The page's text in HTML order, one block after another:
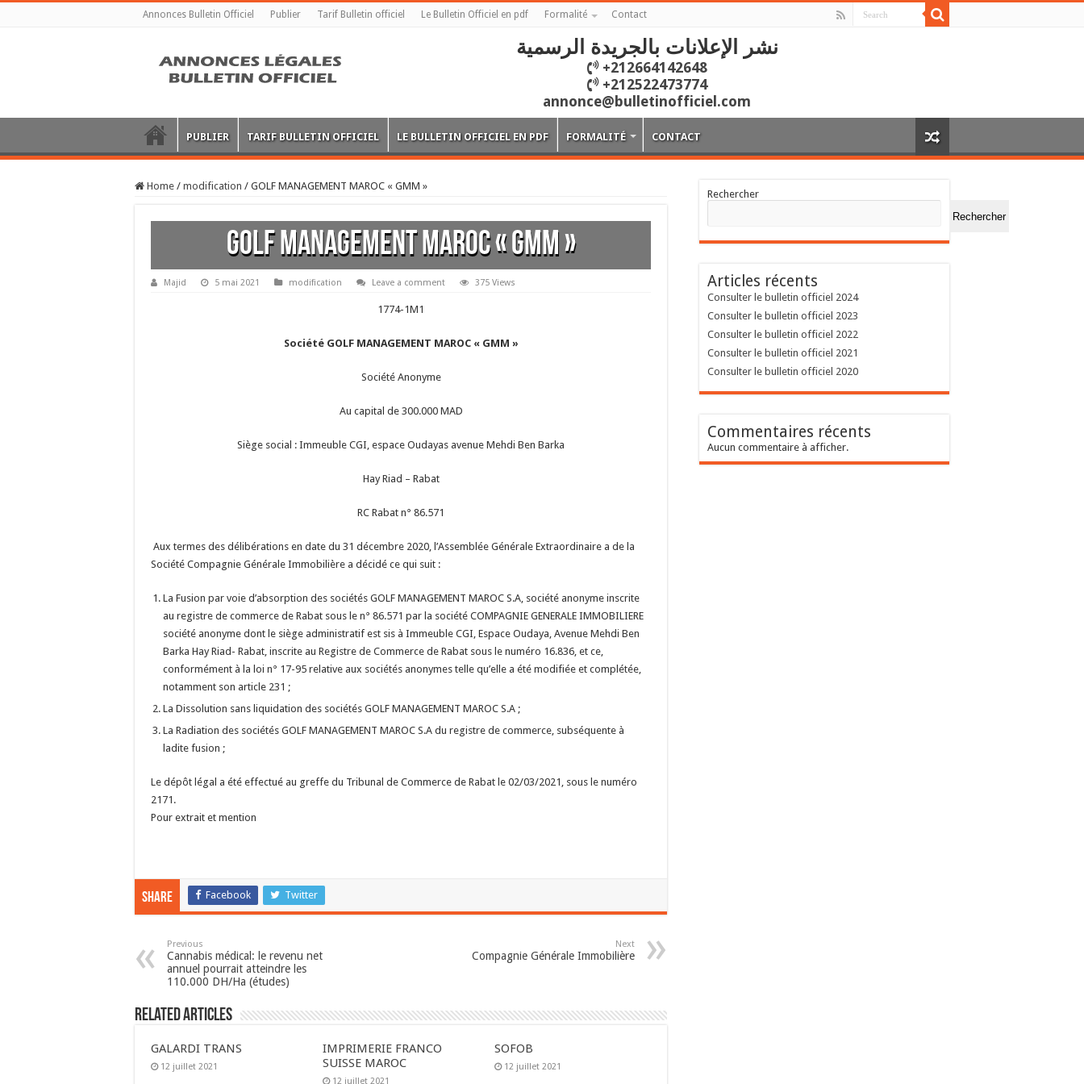
Annonces Bulletin Officiel Publier Tarif Bulletin officiel Le Bulletin Officiel en pdf Formalité Contact
نشر الإعلانات بالجريدة الرسمية
+212664142648
+212522473774
annonce@bulletinofficiel.com
PUBLIER TARIF BULLETIN OFFICIEL LE BULLETIN OFFICIEL EN PDF FORMALITÉ CONTACT
Home / modification / GOLF MANAGEMENT MAROC « GMM »
GOLF MANAGEMENT MAROC « GMM »
Majid 5 mai 2021 modification Leave a comment 375 Views
1774-1M1
Société GOLF MANAGEMENT MAROC « GMM »
Société Anonyme
Au capital de 300.000 MAD
Siège social : Immeuble CGI, espace Oudayas avenue Mehdi Ben Barka
Hay Riad – Rabat
RC Rabat n° 86.571
Aux termes des délibérations en date du 31 décembre 2020, l’Assemblée Générale Extraordinaire a de la
Société Compagnie Générale Immobilière a décidé ce qui suit :
La Fusion par voie d’absorption des sociétés GOLF MANAGEMENT MAROC S.A, société anonyme inscrite
au registre de commerce de Rabat sous le n° 86.571 par la société COMPAGNIE GENERALE IMMOBILIERE
société anonyme dont le siège administratif est sis à Immeuble CGI, Espace Oudaya, Avenue Mehdi Ben
Barka Hay Riad- Rabat, inscrite au Registre de Commerce de Rabat sous le numéro 16.836, et ce,
conformément à la loi n° 17-95 relative aux sociétés anonymes telle qu’elle a été modifiée et complétée,
notamment son article 231 ;
La Dissolution sans liquidation des sociétés GOLF MANAGEMENT MAROC S.A ;
La Radiation des sociétés GOLF MANAGEMENT MAROC S.A du registre de commerce, subséquente à
ladite fusion ;
Le dépôt légal a été effectué au greffe du Tribunal de Commerce de Rabat le 02/03/2021, sous le numéro
2171.
Pour extrait et mention
Share Facebook Twitter
Previous
Cannabis médical: le revenu net
annuel pourrait atteindre les
110.000 DH/Ha (études)
Next
Compagnie Générale Immobilière
Related Articles
GALARDI TRANS
12 juillet 2021
IMPRIMERIE FRANCO
SUISSE MAROC
12 juillet 2021
SOFOB
12 juillet 2021
Rechercher
Rechercher
Articles récents
Consulter le bulletin officiel 2024
Consulter le bulletin officiel 2023
Consulter le bulletin officiel 2022
Consulter le bulletin officiel 2021
Consulter le bulletin officiel 2020
Commentaires récents
Aucun commentaire à afficher.